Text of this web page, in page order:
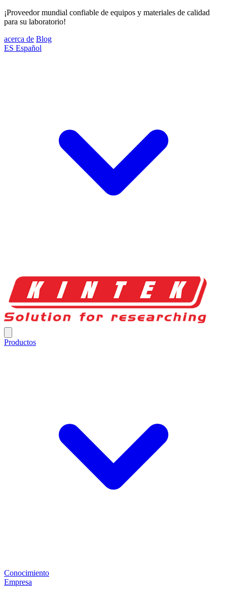
¡Proveedor mundial confiable de equipos y materiales de calidad
para su laboratorio!
acerca de Blog
ES Español
Productos
Conocimiento
Empresa